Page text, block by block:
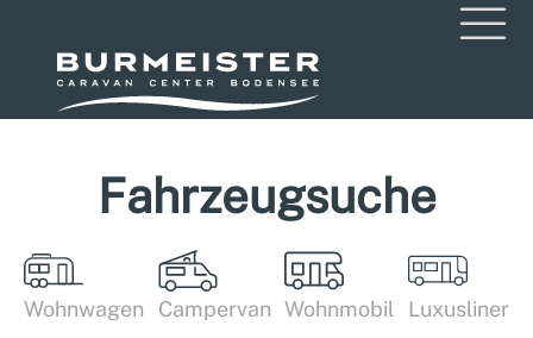
Fahrzeugsuche
Wohnwagen Campervan Wohnmobil Luxusliner